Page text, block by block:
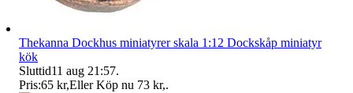
Thekanna Dockhus miniatyrer skala 1:12 Dockskåp miniatyr
kök
Sluttid11 aug 21:57.
Pris:65 kr,Eller Köp nu 73 kr,.